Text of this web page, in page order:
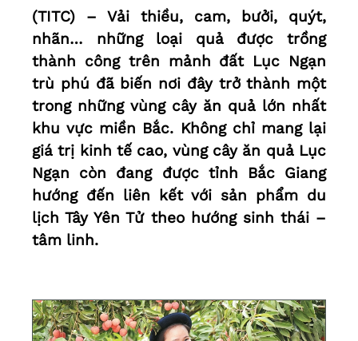
(TITC) – Vải thiều, cam, bưởi, quýt,
nhãn… những loại quả được trồng
thành công trên mảnh đất Lục Ngạn
trù phú đã biến nơi đây trở thành một
trong những vùng cây ăn quả lớn nhất
khu vực miền Bắc. Không chỉ mang lại
giá trị kinh tế cao, vùng cây ăn quả Lục
Ngạn còn đang được tỉnh Bắc Giang
hướng đến liên kết với sản phẩm du
lịch Tây Yên Tử theo hướng sinh thái –
tâm linh.